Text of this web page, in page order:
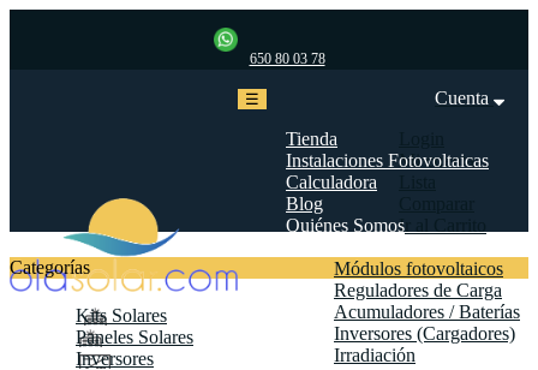
650 80 03 78
Cuenta
Mi cuenta
Ir al Carrito
Navegación
palanca
☰
Tienda
Instalaciones Fotovoltaicas
Calculadora
Blog
Quiénes Somos
Módulos fotovoltaicos
Reguladores de Carga
Acumuladores / Baterías
Inversores (Cargadores)
Irradiación
Categorías
Kits Solares
Paneles Solares
Inversores